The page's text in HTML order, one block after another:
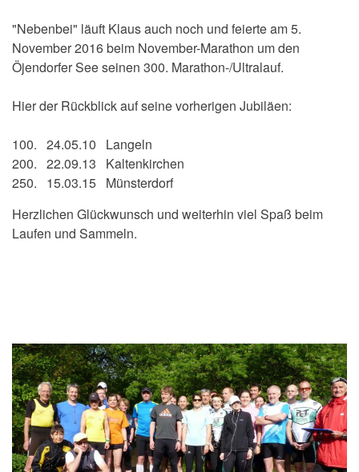
"Nebenbei" läuft Klaus auch noch und feierte am 5.
November 2016 beim November-Marathon um den
Öjendorfer See seinen 300. Marathon-/Ultralauf.
Hier der Rückblick auf seine vorherigen Jubiläen:
100. 24.05.10 Langeln
200. 22.09.13 Kaltenkirchen
250. 15.03.15 Münsterdorf
Herzlichen Glückwunsch und weiterhin viel Spaß beim
Laufen und Sammeln.